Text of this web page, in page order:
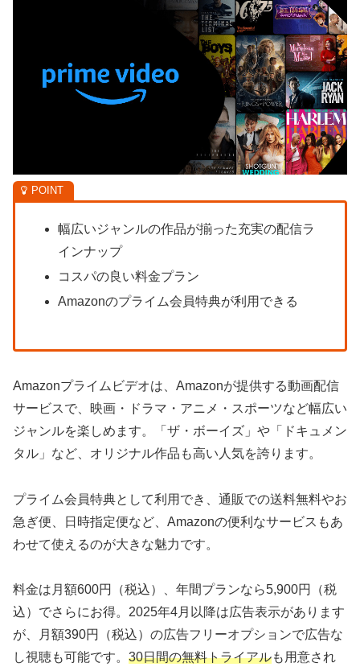
幅広いジャンルの作品が揃った充実の配信ラ
インナップ
コスパの良い料金プラン
Amazonのプライム会員特典が利用できる
Amazonプライムビデオは、Amazonが提供する動画配信
サービスで、映画・ドラマ・アニメ・スポーツなど幅広い
ジャンルを楽しめます。「ザ・ボーイズ」や「ドキュメン
タル」など、オリジナル作品も高い人気を誇ります。
プライム会員特典として利用でき、通販での送料無料やお
急ぎ便、日時指定便など、Amazonの便利なサービスもあ
わせて使えるのが大きな魅力です。
料金は月額600円（税込）、年間プランなら5,900円（税
込）でさらにお得。2025年4月以降は広告表示があります
が、月額390円（税込）の広告フリーオプションで広告な
し視聴も可能です。 30日間の無料トライアルも用意され